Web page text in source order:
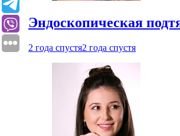
Эндоскопическая
2 года спустя2 года спустя